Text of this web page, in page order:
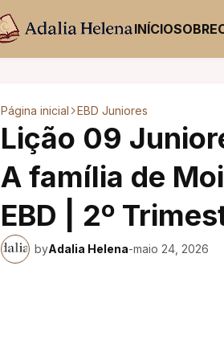
INÍCIOSOBRE
Página inicial EBD Juniores
Lição 09
A família de
EBD | 2º
byAdalia Helena-maio 24, 2026